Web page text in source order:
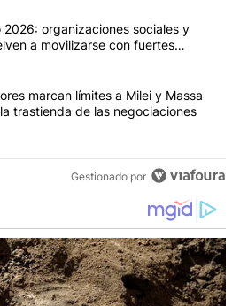
con más comentarios en los
el título "San Cayetano 2026:
2026: organizaciones sociales y
a movilizarse con fuertes
el título "Los gobernadores marcan
marcan límites a Milei y Massa
trastienda de las negociaciones
Gestionado por